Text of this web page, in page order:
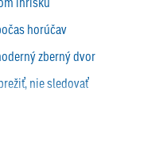
si všetko, čo
horúčav
zberný dvor
nie sledovať
v noci?